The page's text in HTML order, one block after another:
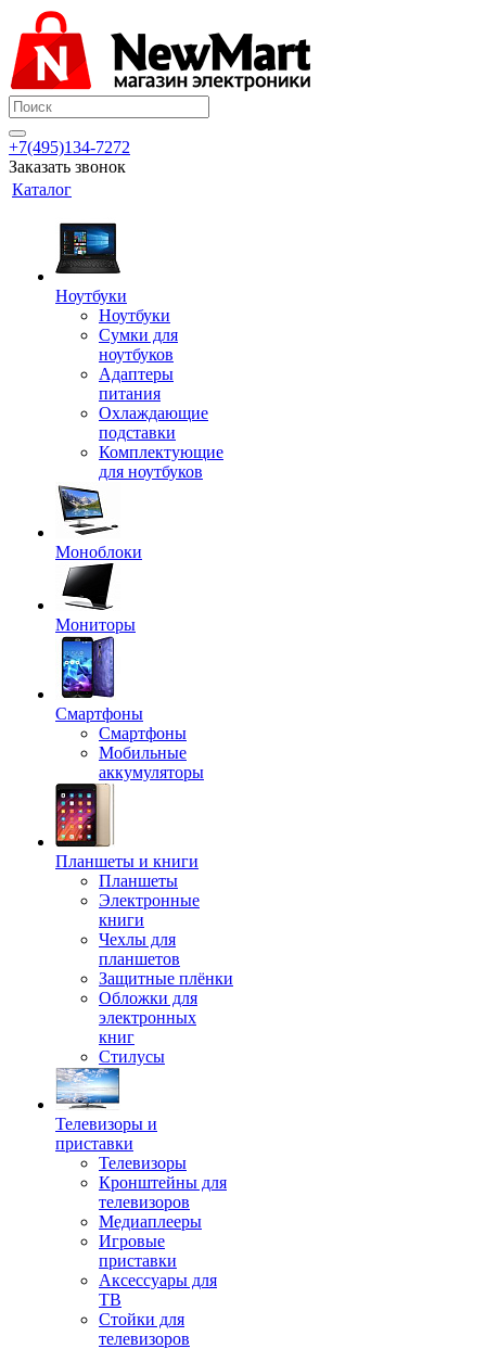
+7(495)134-7272
Заказать звонок
Каталог
Ноутбуки
Ноутбуки
Сумки для
ноутбуков
Адаптеры
питания
Охлаждающие
подставки
Комплектующие
для ноутбуков
Моноблоки
Мониторы
Смартфоны
Смартфоны
Мобильные
аккумуляторы
Планшеты и книги
Планшеты
Электронные
книги
Чехлы для
планшетов
Защитные плёнки
Обложки для
электронных
книг
Стилусы
Телевизоры и
приставки
Телевизоры
Кронштейны для
телевизоров
Медиаплееры
Игровые
приставки
Аксессуары для
ТВ
Стойки для
телевизоров